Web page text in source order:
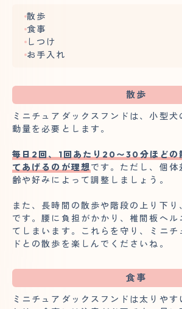
散歩
食事
しつけ
お手入れ
散歩
ミニチュアダックスフンドは、小型犬
動量を必要とします。
毎日2回、1回あたり20〜30分ほどの
てあげるのが理想です。ただし、個体
齢や好みによって調整しましょう。
また、長時間の散歩や階段の上り下り
です。腰に負担がかかり、椎間板ヘル
てしまいます。これらを守り、ミニチ
ドとの散歩を楽しんでくださいね。
食事
ミニチュアダックスフンドは太りやす